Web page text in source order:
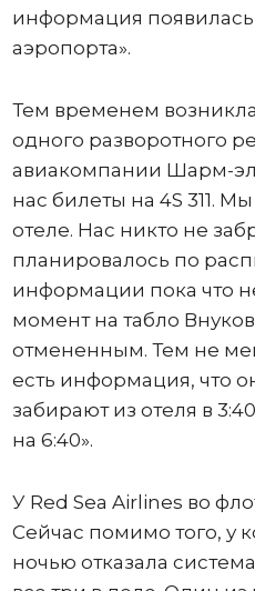
информация
аэропорта».
Тем временем
одного разворотного
авиакомпании Шарм-
нас билеты на 4S 311.
отеле. Нас никто не
планировалось по
информации пока что
момент на табло
отмененным. Тем не
есть информация, что
забирают из отеля в
на 6:40».
У Red Sea Airlines во
Сейчас помимо того, у
ночью отказала